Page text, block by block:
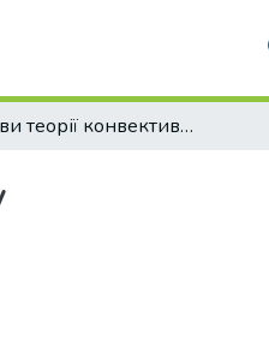
Основи теорії конвективного теплообміну